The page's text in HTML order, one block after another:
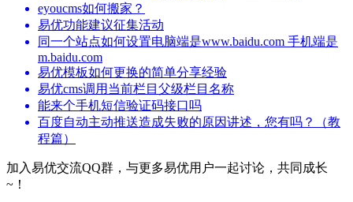
eyoucms如何搬家？
易优功能建议征集活动
同一个站点如何设置电脑端是www.baidu.com 手机端是
m.baidu.com
易优模板如何更换的简单分享经验
易优cms调用当前栏目父级栏目名称
能来个手机短信验证码接口吗
百度自动主动推送造成失败的原因讲述，您有吗？（教
程篇）
加入易优交流QQ群，与更多易优用户一起讨论，共同成长
~！